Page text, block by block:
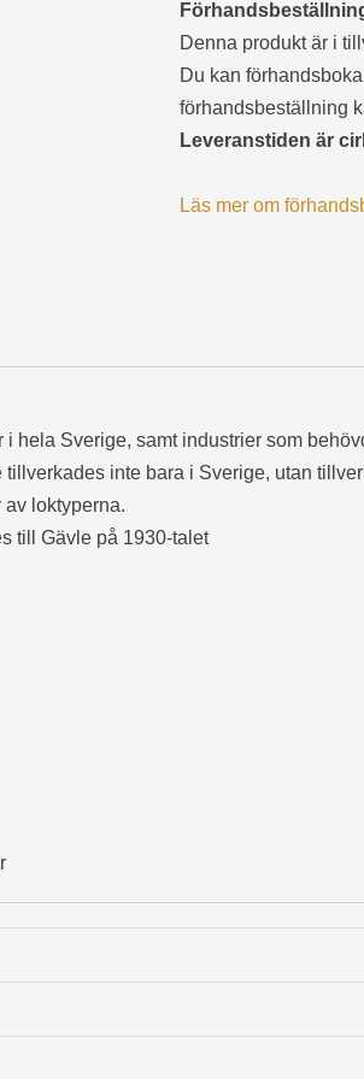
Denna produkt är i
Du kan
förhandsbeställning
Leveranstiden är
Läs mer om
hela Sverige, samt industrier som
inte bara i Sverige, utan
loktyperna.
till Gävle på 1930-talet